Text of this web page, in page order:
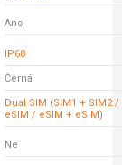
Ano
IP68
Černá
Dual SIM (SIM1 + SIM2 /
eSIM / eSIM + eSIM)
Ne